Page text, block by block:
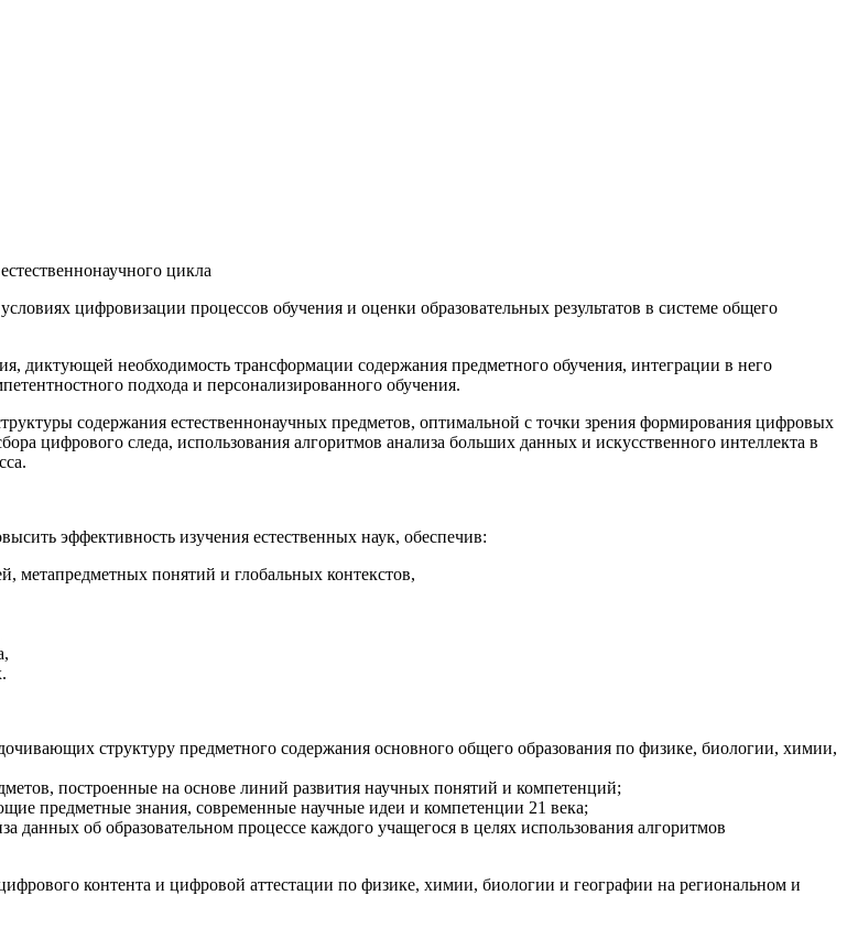
цикла
цифровизации процессов обучения и оценки образовательных результатов в системе общего
диктующей необходимость трансформации содержания предметного обучения, интеграции в него
подхода и персонализированного обучения.
содержания естественнонаучных предметов, оптимальной с точки зрения формирования цифровых
цифрового следа, использования алгоритмов анализа больших данных и искусственного интеллекта в
эффективность изучения естественных наук, обеспечив:
метапредметных понятий и глобальных контекстов,
структуру предметного содержания основного общего образования по физике, биологии, химии,
построенные на основе линий развития научных понятий и компетенций;
предметные знания, современные научные идеи и компетенции 21 века;
об образовательном процессе каждого учащегося в целях использования алгоритмов
контента и цифровой аттестации по физике, химии, биологии и географии на региональном и